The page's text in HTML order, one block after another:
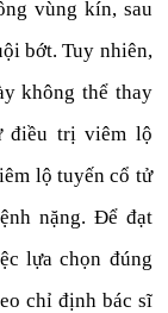
vùng kín, sau
bớt. Tuy nhiên,
không thể thay
điều trị viêm lộ
lộ tuyến cổ tử
nặng. Để đạt
lựa chọn đúng
chỉ định bác sĩ